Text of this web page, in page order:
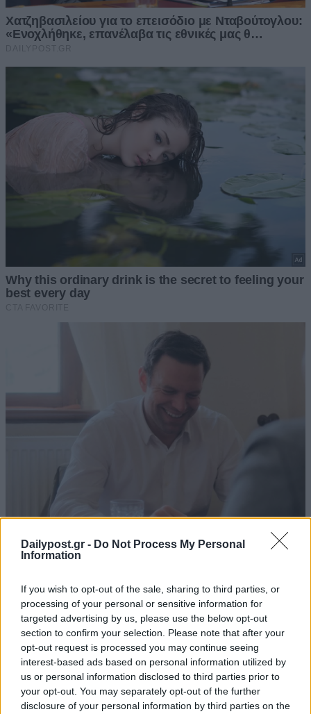
Dailypost.gr - Do Not Process My Personal
Information
If you wish to opt-out of the sale, sharing to third parties, or
processing of your personal or sensitive information for
targeted advertising by us, please use the below opt-out
section to confirm your selection. Please note that after your
opt-out request is processed you may continue seeing
interest-based ads based on personal information utilized by
us or personal information disclosed to third parties prior to
your opt-out. You may separately opt-out of the further
disclosure of your personal information by third parties on the